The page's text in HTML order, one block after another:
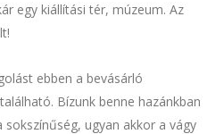
egy kiállítási tér, múzeum. Az
ebben a bevásárló
Bízunk benne hazánkban
sokszínűség, ugyan akkor a vágy